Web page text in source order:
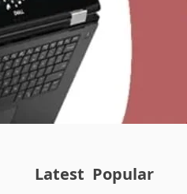
Latest Popular